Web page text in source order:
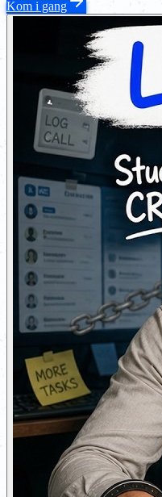
Kom i gang